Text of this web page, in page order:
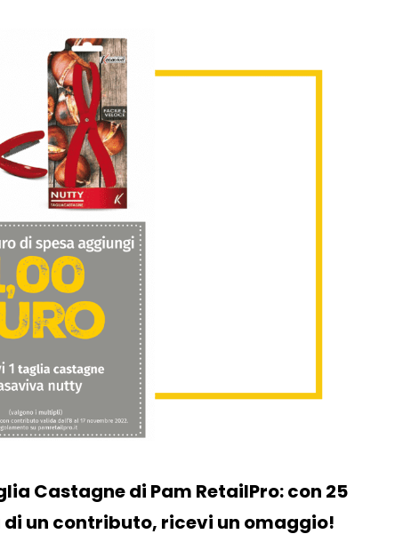
Castagne di Pam RetailPro: con 25
di un contributo, ricevi un omaggio!